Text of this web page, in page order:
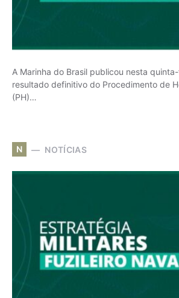
A Marinha do Brasil publicou nesta
resultado definitivo do Procedimento de
(PH)…
N NOTÍCIAS